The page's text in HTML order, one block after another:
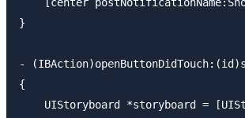
}
-
{
UIStoryboard *storyboard =